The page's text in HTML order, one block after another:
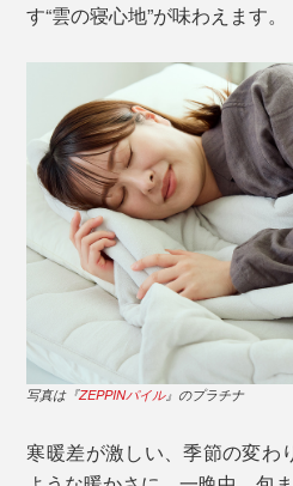
す“雲の寝心地”が味わえます。
写真は『ZEPPINパイル』のプラチナ
寒暖差が激しい、季節の変わ